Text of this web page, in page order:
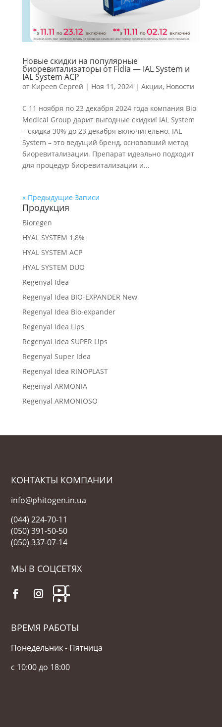
Новые скидки на популярные
биоревитализаторы от Fidia — IAL System и
IAL System ACP
от Киреев Сергей | Ноя 11, 2024| Акции, Новости
С 11 ноября по 23 декабря 2024 года компания Bio
Medical Group дарит выгодные скидки! IAL System
– скидка 30% до 23 декабря включительно. IAL
System – это ведущий бренд, основавший метод
биоревитализации. Препарат идеально подходит
для процедур биоревитализации и...
« Предыдущие Записи
Продукция
Bioregen
HYAL SYSTEM 1,8%
HYAL SYSTEM ACP
HYAL SYSTEM DUO
Regenyal Idea
Regenyal Idea BIO-EXPANDER New
Regenyal Idea Bio-expander
Regenyal Idea Lips
Regenyal Idea SUPER Lips
Regenyal Super Idea
Regenyal Idea RINOPLAST
Regenyal ARMONIA
Regenyal ARMONIOSO
КОНТАКТЫ КОМПАНИИ
info@phitogen.in.ua
(044) 224-70-11
(050) 391-50-50
(050) 337-07-14
МЫ В СОЦСЕТЯХ
ВРЕМЯ РАБОТЫ
Понедельник - Пятница
с 10:00 до 18:00